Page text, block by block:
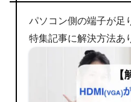
パソコン側の端子が足
特集記事に解決方法あ